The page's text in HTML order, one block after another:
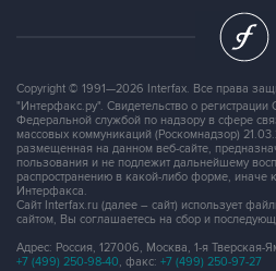
Copyright © 1991—2026 Interfax. Все права
"Интерфакс.ру". Свидетельство о
Федеральной службой по надзору в сфере
массовых коммуникаций (Роскомнадзор)
размещенная на данном веб-сайте,
пользования и не подлежит дальнейшему
распространению в какой-либо форме, иначе
Интерфакса.
Сайт Interfax.ru (далее – сайт) использует
сайтом, Вы соглашаетесь на сбор и
Адрес: Россия, 127006, Москва, 1-я Тверская-
+7 (499) 250-98-40, факс: +7 (499) 250-97-27